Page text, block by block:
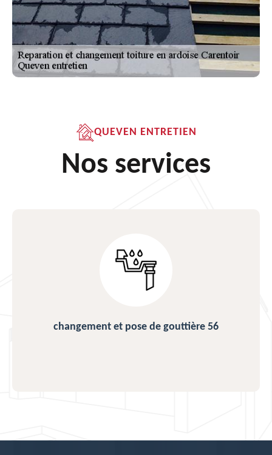
QUEVEN ENTRETIEN
Nos services
changement et pose de gouttière 56